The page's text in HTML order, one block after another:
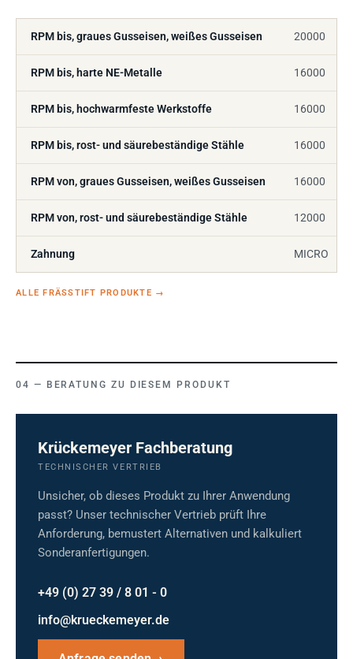
RPM bis, graues Gusseisen, weißes Gusseisen 20000
RPM bis, harte NE-Metalle 16000
RPM bis, hochwarmfeste Werkstoffe 16000
RPM bis, rost- und säurebeständige Stähle 16000
RPM von, graues Gusseisen, weißes Gusseisen 16000
RPM von, rost- und säurebeständige Stähle 12000
Zahnung MICRO
ALLE FRÄSSTIFT PRODUKTE →
BERATUNG ZU DIESEM PRODUKT
Krückemeyer Fachberatung
TECHNISCHER VERTRIEB
Unsicher, ob dieses Produkt zu Ihrer Anwendung
passt? Unser technischer Vertrieb prüft Ihre
Anforderung, bemustert Alternativen und kalkuliert
Sonderanfertigungen.
+49 (0) 27 39 / 8 01 - 0
info@krueckemeyer.de